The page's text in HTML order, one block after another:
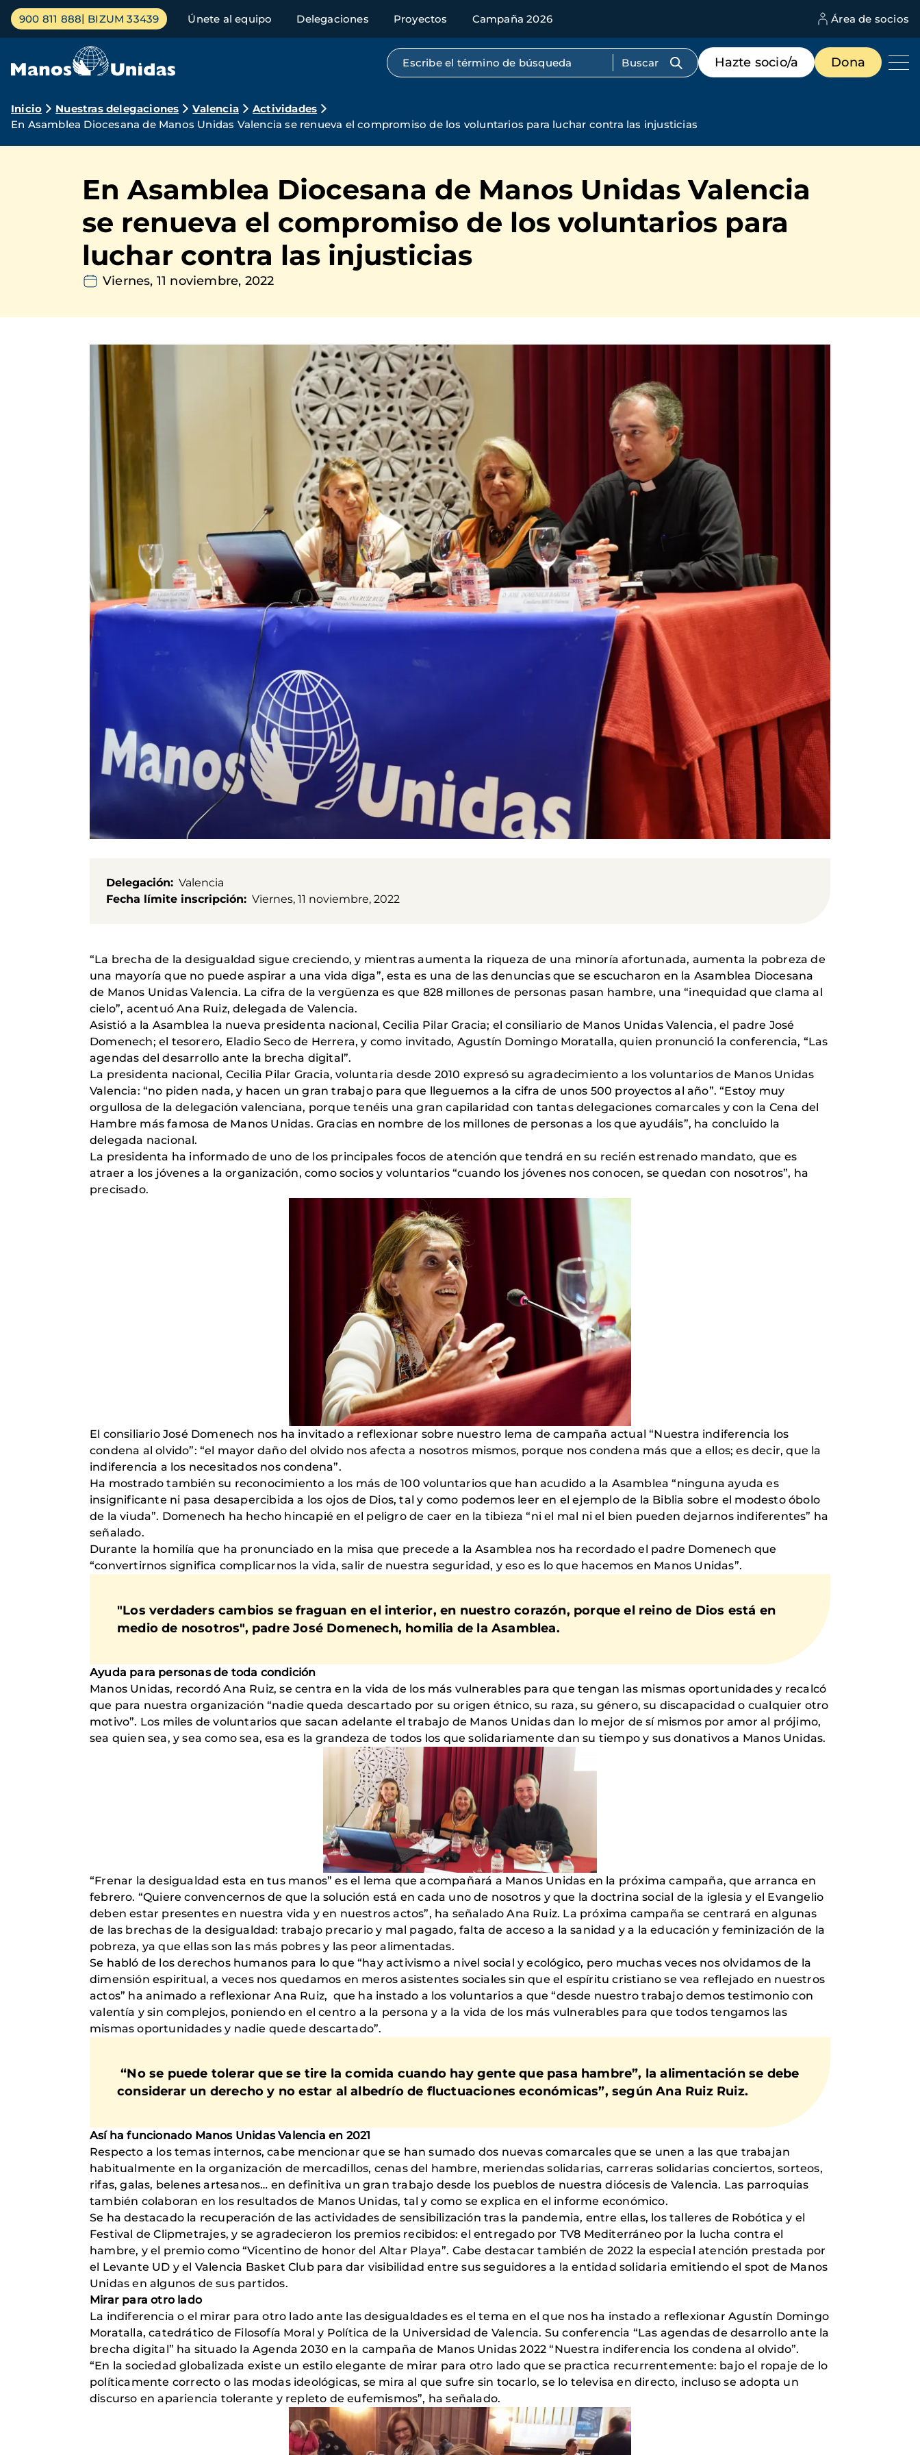
Pasar
contenido
Menú
principal
900 811 888 BIZUM 33439 Únete al equipo Delegaciones Proyectos Campaña 2026 Área de socios
Búsqueda por texto completo
Menú
de
destacados
Hazte socio/a Dona
Ruta
de
Inicio Nuestras delegaciones Valencia
Actividades
En Asamblea Diocesana de Manos Unidas Valencia se renueva el compromiso de los voluntarios para luchar contra las injusticias
En Asamblea Diocesana de Manos Unidas Valencia
se renueva el compromiso de los voluntarios para
luchar contra las injusticias
Viernes, 11 noviembre, 2022
Delegación
Valencia
Fecha límite inscripción
Viernes, 11 noviembre, 2022
“La brecha de la desigualdad sigue creciendo, y mientras aumenta la riqueza de una minoría afortunada, aumenta la pobreza de
una mayoría que no puede aspirar a una vida diga”, esta es una de las denuncias que se escucharon en la Asamblea Diocesana
de Manos Unidas Valencia. La cifra de la vergüenza es que 828 millones de personas pasan hambre, una “inequidad que clama al
cielo”, acentuó Ana Ruiz, delegada de Valencia.
Asistió a la Asamblea la nueva presidenta nacional, Cecilia Pilar Gracia; el consiliario de Manos Unidas Valencia, el padre José
Domenech; el tesorero, Eladio Seco de Herrera, y como invitado, Agustín Domingo Moratalla, quien pronunció la conferencia, “Las
agendas del desarrollo ante la brecha digital”.
La presidenta nacional, Cecilia Pilar Gracia, voluntaria desde 2010 expresó su agradecimiento a los voluntarios de Manos Unidas
Valencia: “no piden nada, y hacen un gran trabajo para que lleguemos a la cifra de unos 500 proyectos al año”. “Estoy muy
orgullosa de la delegación valenciana, porque tenéis una gran capilaridad con tantas delegaciones comarcales y con la Cena del
Hambre más famosa de Manos Unidas. Gracias en nombre de los millones de personas a los que ayudáis”, ha concluido la
delegada nacional.
La presidenta ha informado de uno de los principales focos de atención que tendrá en su recién estrenado mandato, que es
atraer a los jóvenes a la organización, como socios y voluntarios “cuando los jóvenes nos conocen, se quedan con nosotros”, ha
precisado.
El consiliario José Domenech nos ha invitado a reflexionar sobre nuestro lema de campaña actual “Nuestra indiferencia los
condena al olvido”: “el mayor daño del olvido nos afecta a nosotros mismos, porque nos condena más que a ellos; es decir, que la
indiferencia a los necesitados nos condena”.
Ha mostrado también su reconocimiento a los más de 100 voluntarios que han acudido a la Asamblea “ninguna ayuda es
insignificante ni pasa desapercibida a los ojos de Dios, tal y como podemos leer en el ejemplo de la Biblia sobre el modesto óbolo
de la viuda”. Domenech ha hecho hincapié en el peligro de caer en la tibieza “ni el mal ni el bien pueden dejarnos indiferentes” ha
señalado.
Durante la homilía que ha pronunciado en la misa que precede a la Asamblea nos ha recordado el padre Domenech que
“convertirnos significa complicarnos la vida, salir de nuestra seguridad, y eso es lo que hacemos en Manos Unidas”.
"Los verdaders cambios se fraguan en el interior, en nuestro corazón, porque el reino de Dios está en
medio de nosotros", padre José Domenech, homilia de la Asamblea.
Ayuda para personas de toda condición
Manos Unidas, recordó Ana Ruiz, se centra en la vida de los más vulnerables para que tengan las mismas oportunidades y recalcó
que para nuestra organización “nadie queda descartado por su origen étnico, su raza, su género, su discapacidad o cualquier otro
motivo”. Los miles de voluntarios que sacan adelante el trabajo de Manos Unidas dan lo mejor de sí mismos por amor al prójimo,
sea quien sea, y sea como sea, esa es la grandeza de todos los que solidariamente dan su tiempo y sus donativos a Manos Unidas.
“Frenar la desigualdad esta en tus manos” es el lema que acompañará a Manos Unidas en la próxima campaña, que arranca en
febrero. “Quiere convencernos de que la solución está en cada uno de nosotros y que la doctrina social de la iglesia y el Evangelio
deben estar presentes en nuestra vida y en nuestros actos”, ha señalado Ana Ruiz. La próxima campaña se centrará en algunas
de las brechas de la desigualdad: trabajo precario y mal pagado, falta de acceso a la sanidad y a la educación y feminización de la
pobreza, ya que ellas son las más pobres y las peor alimentadas.
Se habló de los derechos humanos para lo que “hay activismo a nivel social y ecológico, pero muchas veces nos olvidamos de la
dimensión espiritual, a veces nos quedamos en meros asistentes sociales sin que el espíritu cristiano se vea reflejado en nuestros
actos” ha animado a reflexionar Ana Ruiz, que ha instado a los voluntarios a que “desde nuestro trabajo demos testimonio con
valentía y sin complejos, poniendo en el centro a la persona y a la vida de los más vulnerables para que todos tengamos las
mismas oportunidades y nadie quede descartado”.
“No se puede tolerar que se tire la comida cuando hay gente que pasa hambre”, la alimentación se debe
considerar un derecho y no estar al albedrío de fluctuaciones económicas”, según Ana Ruiz Ruiz.
Así ha funcionado Manos Unidas Valencia en 2021
Respecto a los temas internos, cabe mencionar que se han sumado dos nuevas comarcales que se unen a las que trabajan
habitualmente en la organización de mercadillos, cenas del hambre, meriendas solidarias, carreras solidarias conciertos, sorteos,
rifas, galas, belenes artesanos… en definitiva un gran trabajo desde los pueblos de nuestra diócesis de Valencia. Las parroquias
también colaboran en los resultados de Manos Unidas, tal y como se explica en el informe económico.
Se ha destacado la recuperación de las actividades de sensibilización tras la pandemia, entre ellas, los talleres de Robótica y el
Festival de Clipmetrajes, y se agradecieron los premios recibidos: el entregado por TV8 Mediterráneo por la lucha contra el
hambre, y el premio como “Vicentino de honor del Altar Playa”. Cabe destacar también de 2022 la especial atención prestada por
el Levante UD y el Valencia Basket Club para dar visibilidad entre sus seguidores a la entidad solidaria emitiendo el spot de Manos
Unidas en algunos de sus partidos.
Mirar para otro lado
La indiferencia o el mirar para otro lado ante las desigualdades es el tema en el que nos ha instado a reflexionar Agustín Domingo
Moratalla, catedrático de Filosofía Moral y Política de la Universidad de Valencia. Su conferencia “Las agendas de desarrollo ante la
brecha digital” ha situado la Agenda 2030 en la campaña de Manos Unidas 2022 “Nuestra indiferencia los condena al olvido”.
“En la sociedad globalizada existe un estilo elegante de mirar para otro lado que se practica recurrentemente: bajo el ropaje de lo
políticamente correcto o las modas ideológicas, se mira al que sufre sin tocarlo, se lo televisa en directo, incluso se adopta un
discurso en apariencia tolerante y repleto de eufemismos”, ha señalado.